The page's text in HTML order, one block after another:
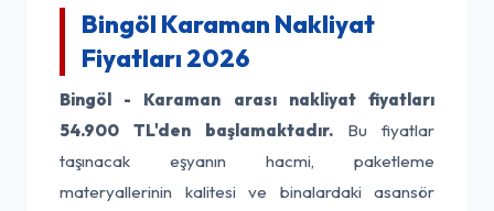
Bingöl Karaman Nakliyat
Fiyatları 2026
Bingöl - Karaman arası nakliyat fiyatları
54.900 TL'den başlamaktadır. Bu fiyatlar
taşınacak eşyanın hacmi, paketleme
materyallerinin kalitesi ve binalardaki asansör